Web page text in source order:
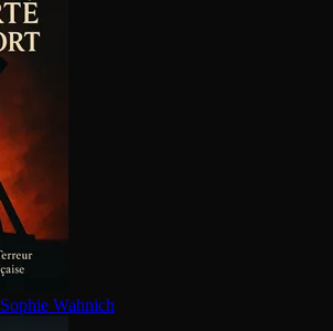
Sophie Wahnich